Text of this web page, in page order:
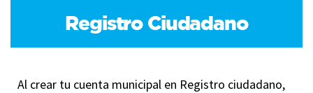
Registro Ciudadano
Al crear tu cuenta municipal en Registro ciudadano,